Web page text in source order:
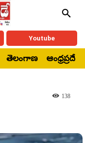
Youtube
తెలంగాణ ఆంధ్రప్రదేశ్
138